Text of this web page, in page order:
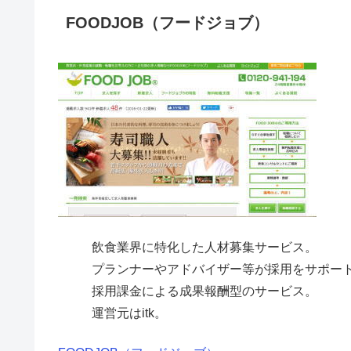
FOODJOB（フードジョブ）
飲食業界に特化した人材募集サービス。
プランナーやアドバイザー等が採用をサポー
採用課金による成果報酬型のサービス。
運営元はitk。